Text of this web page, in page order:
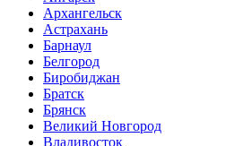
Архангельск
Астрахань
Барнаул
Белгород
Биробиджан
Братск
Брянск
Великий Новгород
Владивосток